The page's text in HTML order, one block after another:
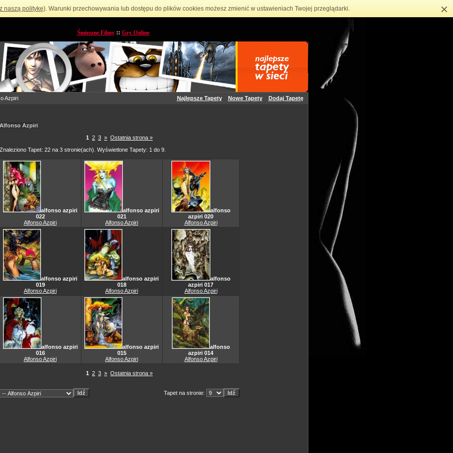
naszą politykę). Warunki przechowywania lub dostępu do plików cookies możesz zmienić w ustawieniach Twojej przeglądarki. ×
Śmieszne Filmy:: Gry Online
Azpiri Najlepsze Tapety Nowe Tapety Dodaj Tapetę
Azpiri
1 2 3 » Ostatnia strona »
Tapet: 22 na 3 stronie(ach). Wyświetlone Tapety: 1 do 9.
alfonso azpiri
022
Alfonso Azpiri
alfonso azpiri
021
Alfonso Azpiri
alfonso
azpiri 020
Alfonso Azpiri
alfonso azpiri
019
Alfonso Azpiri
alfonso azpiri
018
Alfonso Azpiri
alfonso
azpiri 017
Alfonso Azpiri
alfonso azpiri
016
Alfonso Azpiri
alfonso azpiri
015
Alfonso Azpiri
alfonso
azpiri 014
Alfonso Azpiri
1 2 3 » Ostatnia strona »
Tapet na stronie: